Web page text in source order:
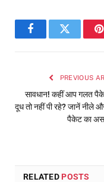
FacebookTwitter
PREVIOUS
सावधान! कहीं आप गलत
दूध तो नहीं पी रहे? जानें नीले
पैकेट का
RELATED POSTS